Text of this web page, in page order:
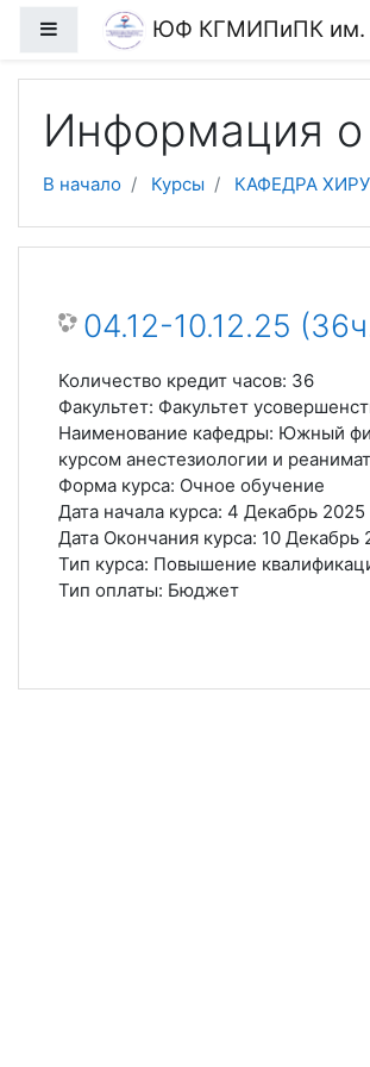
Перейти к основному содержанию
Боковая панельЮФ КГМИПиПК им.
Информация о
В начало Курсы КАФЕДРА
04.12-10.12.25
Количество кредит часов: 36
Факультет: Факультет
Наименование кафедры: Южный
курсом анестезиологии и
Форма курса: Очное обучение
Дата начала курса: 4 Декабрь 2025
Дата Окончания курса: 10 Декабрь
Тип курса: Повышение
Тип оплаты: Бюджет